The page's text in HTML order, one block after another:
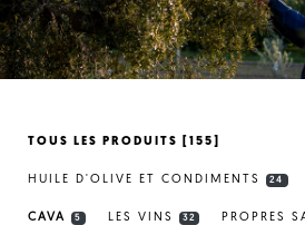
TOUS LES PRODUITS [155]
HUILE D'OLIVE ET CONDIMENTS 24
CAVA 5 LES VINS 32 PROPRES
PRODUITS
NOTRE HUILE